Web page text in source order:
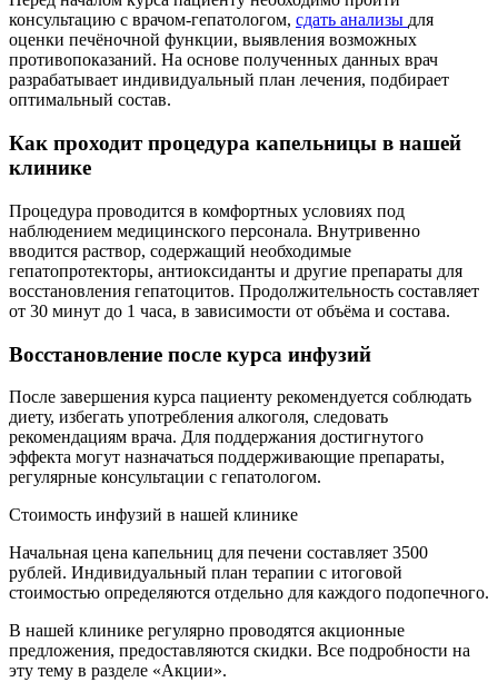
консультацию с врачом-гепатологом, сдать анализы для
оценки печёночной функции, выявления возможных
противопоказаний. На основе полученных данных врач
разрабатывает индивидуальный план лечения, подбирает
оптимальный состав.
Как проходит процедура капельницы в нашей
клинике
Процедура проводится в комфортных условиях под
наблюдением медицинского персонала. Внутривенно
вводится раствор, содержащий необходимые
гепатопротекторы, антиоксиданты и другие препараты для
восстановления гепатоцитов. Продолжительность составляет
от 30 минут до 1 часа, в зависимости от объёма и состава.
Восстановление после курса инфузий
После завершения курса пациенту рекомендуется соблюдать
диету, избегать употребления алкоголя, следовать
рекомендациям врача. Для поддержания достигнутого
эффекта могут назначаться поддерживающие препараты,
регулярные консультации с гепатологом.
Стоимость инфузий в нашей клинике
Начальная цена капельниц для печени составляет 3500
рублей. Индивидуальный план терапии с итоговой
стоимостью определяются отдельно для каждого подопечного.
В нашей клинике регулярно проводятся акционные
предложения, предоставляются скидки. Все подробности на
эту тему в разделе «Акции».